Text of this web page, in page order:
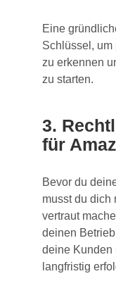
Eine
Schlüssel,
zu erkennen
zu starten.
3.
für
Bevor du
musst du dich
vertraut
deinen
deine Kunden
langfristig